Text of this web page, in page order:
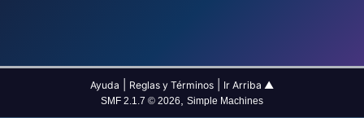
Ayuda Reglas y Términos Ir Arriba ▲
SMF 2.1.7 © 2026, Simple Machines